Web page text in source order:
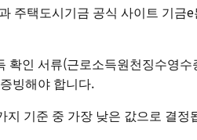
과 주택도시기금 공식 사이트
인 서류(근로소득원천징수영
빙해야 합니다.
지 기준 중 가장 낮은 값으로 결